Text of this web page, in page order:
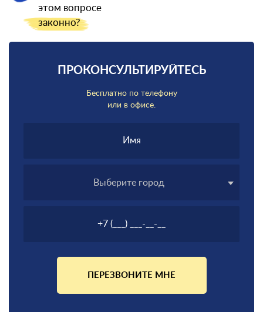
этом вопросе
законно?
ПРОКОНСУЛЬТИРУЙТЕСЬ
Бесплатно по телефону
или в офисе.
Выберите город
ПЕРЕЗВОНИТЕ МНЕ